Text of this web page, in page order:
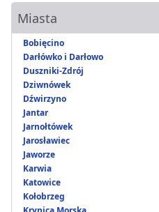
Miasta
Bobięcino
Darłówko i Darłowo
Duszniki-Zdrój
Dziwnówek
Dźwirzyno
Jantar
Jarnołtówek
Jarosławiec
Jaworze
Karwia
Katowice
Kołobrzeg